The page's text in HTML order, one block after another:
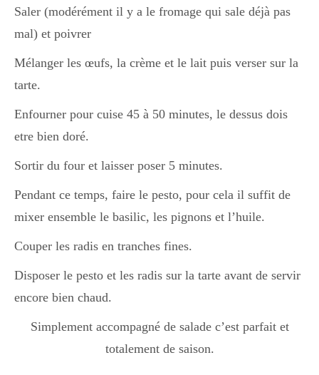
Saler (modérément il y a le fromage qui sale déjà pas
mal) et poivrer
Mélanger les œufs, la crème et le lait puis verser sur la
tarte.
Enfourner pour cuise 45 à 50 minutes, le dessus dois
etre bien doré.
Sortir du four et laisser poser 5 minutes.
Pendant ce temps, faire le pesto, pour cela il suffit de
mixer ensemble le basilic, les pignons et l’huile.
Couper les radis en tranches fines.
Disposer le pesto et les radis sur la tarte avant de servir
encore bien chaud.
Simplement accompagné de salade c’est parfait et
totalement de saison.